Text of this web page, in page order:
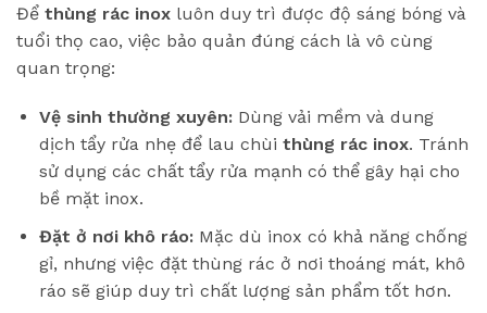
Để thùng rác inox luôn duy trì được độ sáng bóng và
tuổi thọ cao, việc bảo quản đúng cách là vô cùng
quan trọng:
Vệ sinh thường xuyên:Dùng vải mềm và dung
dịch tẩy rửa nhẹ để lau chùi thùng rác inox. Tránh
sử dụng các chất tẩy rửa mạnh có thể gây hại cho
bề mặt inox.
Đặt ở nơi khô ráo:Mặc dù inox có khả năng chống
gỉ, nhưng việc đặt thùng rác ở nơi thoáng mát, khô
ráo sẽ giúp duy trì chất lượng sản phẩm tốt hơn.